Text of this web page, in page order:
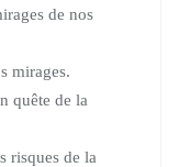
de nos
mirages.
quête de la
risques de la